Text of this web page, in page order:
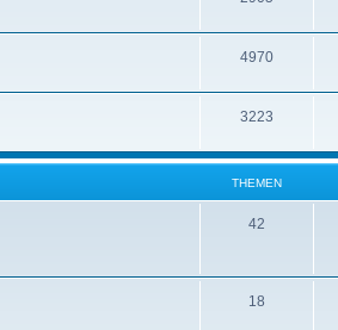
4970
3223
THEMEN
42
18